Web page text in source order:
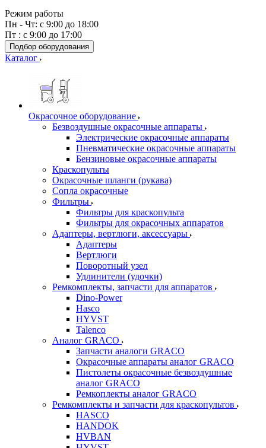
Режим работы
Пн - Чт: с 9:00 до 18:00
Пт : с 9:00 до 17:00
Подбор оборудования
Каталог
Окрасочное оборудование
Безвоздушные окрасочные аппараты
Электрические окрасочные аппараты
Пневматические окрасочные аппараты
Бензиновые окрасочные аппараты
Краскопульты
Окрасочные шланги (рукава)
Сопла окрасочные
Фильтры
Фильтры для краскопульта
Фильтры для окрасочных аппаратов
Адаптеры, вертлюги, аксессуары
Адаптеры
Вертлюги
Поворотный узел
Удлинители (удочки)
Ремкомплекты, запчасти для аппаратов
Dino-Power
Hasco
HYVST
Talenco
Аналог GRACO
Запчасти аналоги GRACO
Окрасочные аппараты аналог GRACO
Пистолеты окрасочные безвоздушные
аналог GRACO
Ремкоплекты аналог GRACO
Ремкомплекты и запчасти для краскопультов
HASCO
HANDOK
HVBAN